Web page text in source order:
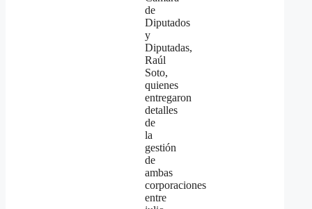
de
Diputados
y
Diputadas,
Raúl
Soto,
quienes
entregaron
detalles
de
la
gestión
de
ambas
corporaciones
entre